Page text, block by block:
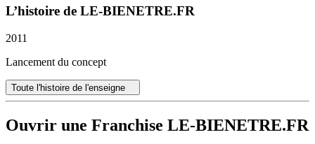
E-boutique
En exploitant pleinement ces outils, nos partenaires profitent
rapidement d’un retour sur investissement et constatent une
progression de leur chiffre d’affaires. Nombre d’entre eux
abonnement chaque année, renforçant ainsi la dynamique du réseau.
réseaux)
L’histoire de LE-BIENETRE.FR
2011
Lancement du concept
Toute l'histoire de l'enseigne
Ouvrir une Franchise LE-BIENETRE.FR